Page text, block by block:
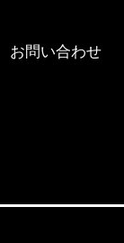
お問い合わせ